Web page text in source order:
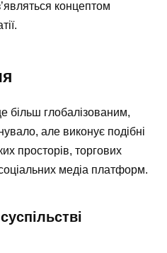
концептом
більш глобалізованим,
але виконує подібні
просторів, торгових
медіа платформ.